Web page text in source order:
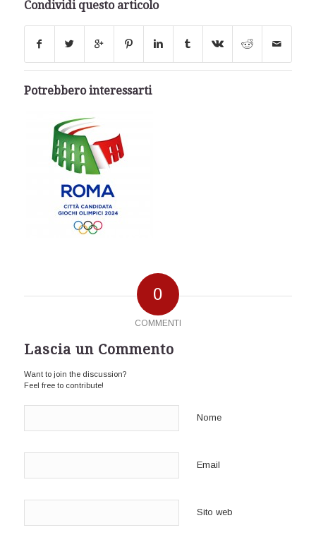
Condividi questo articolo
Potrebbero interessarti
0
COMMENTI
Lascia un Commento
Want to join the discussion?
Feel free to contribute!
Nome
Email
Sito web